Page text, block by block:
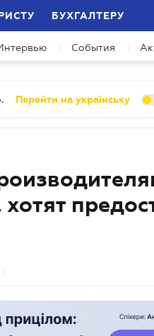
БУХГАЛТЕРУ
События
Перейти на українську